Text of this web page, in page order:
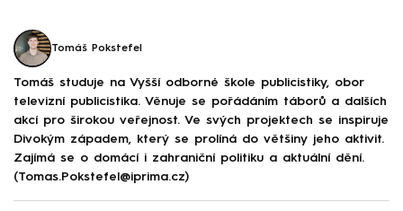
Tomáš Pokstefel
Tomáš studuje na Vyšší odborné škole publicistiky, obor
televizní publicistika. Věnuje se pořádáním táborů a dalších
akcí pro širokou veřejnost. Ve svých projektech se inspiruje
Divokým západem, který se prolíná do většiny jeho aktivit.
Zajímá se o domácí i zahraniční politiku a aktuální dění.
(Tomas.Pokstefel@iprima.cz)